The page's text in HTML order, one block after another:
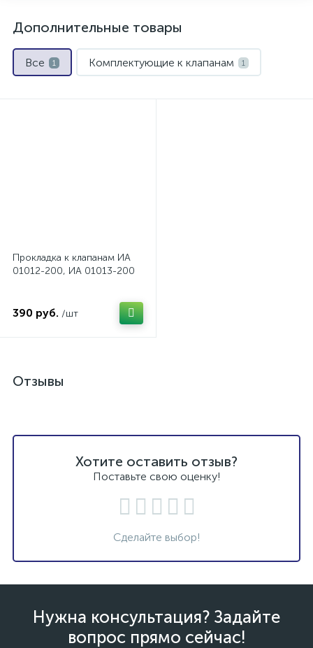
Дополнительные товары
Все 1 Комплектующие к клапанам 1
Прокладка к клапанам ИА
01012-200, ИА 01013-200
390 руб. /шт
Отзывы
Хотите оставить отзыв?
Поставьте свою оценку!
Сделайте выбор!
Нужна консультация? Задайте
вопрос прямо сейчас!